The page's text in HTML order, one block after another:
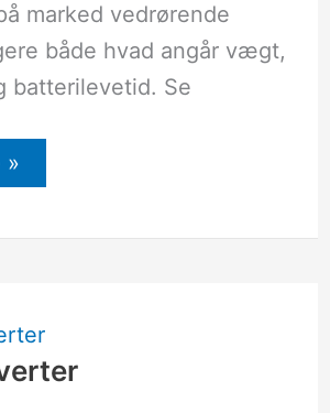
marked vedrørende
både hvad angår vægt,
batterilevetid. Se
»